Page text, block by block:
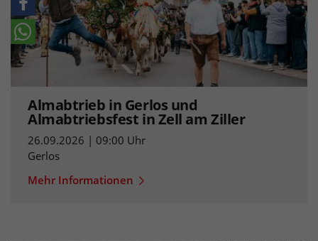
Almabtrieb in Gerlos und
Almabtriebsfest in Zell am Ziller
26.09.2026 | 09:00 Uhr
Gerlos
Mehr Informationen